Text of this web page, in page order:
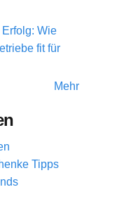
Wie
fit für
Mehr
Tipps